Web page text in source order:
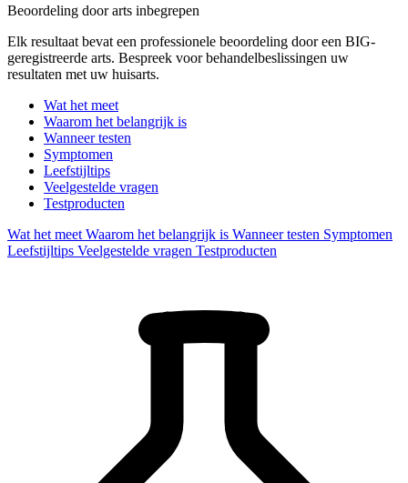
Beoordeling door arts inbegrepen
Elk resultaat bevat een professionele beoordeling door een BIG-
geregistreerde arts. Bespreek voor behandelbeslissingen uw
resultaten met uw huisarts.
Wat het meet
Waarom het belangrijk is
Wanneer testen
Symptomen
Leefstijltips
Veelgestelde vragen
Testproducten
Wat het meet Waarom het belangrijk is Wanneer testen Symptomen
Leefstijltips Veelgestelde vragen Testproducten